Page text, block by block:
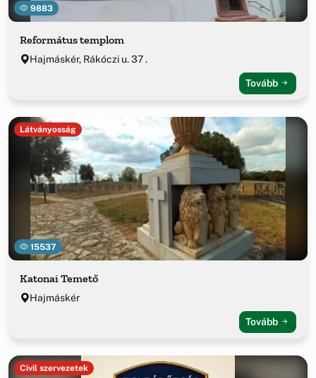
9883
Református templom
Hajmáskér, Rákóczi u. 37 .
Tovább
15537
Látványosság
Katonai Temető
Hajmáskér
Tovább
Civil szervezetek